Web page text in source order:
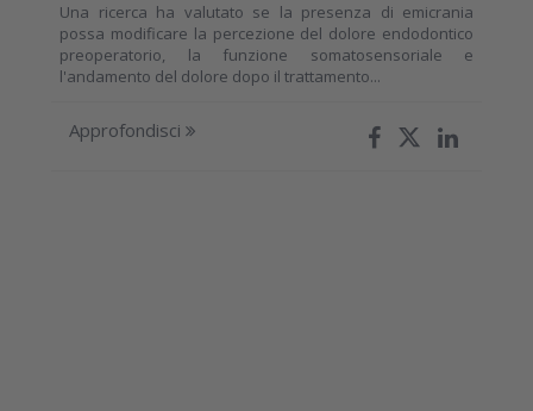
Una ricerca ha valutato se la presenza di emicrania
possa modificare la percezione del dolore endodontico
preoperatorio, la funzione somatosensoriale e
l'andamento del dolore dopo il trattamento...
Approfondisci